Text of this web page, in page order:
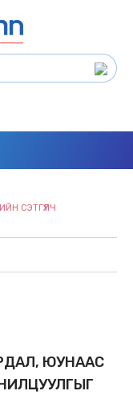
СЭТГҮҮЛЧ
ЮУНААС